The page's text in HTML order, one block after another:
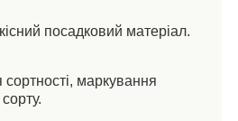
посадковий матеріал.
сортності, маркування